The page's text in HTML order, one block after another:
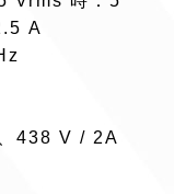
A
438 V / 2A